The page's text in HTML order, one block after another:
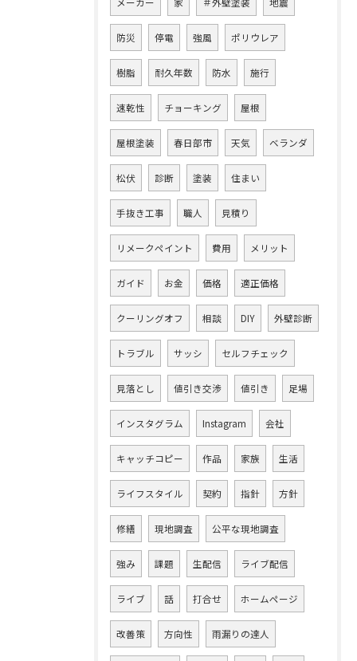
防災 停電 強風 ポリウレア
樹脂 耐久年数 防水 施行
速乾性 チョーキング 屋根
屋根塗装 春日部市 天気 ベランダ
松伏 診断 塗装 住まい
手抜き工事 職人 見積り
リメークペイント 費用 メリット
ガイド お金 価格 適正価格
クーリングオフ 相談 DIY 外壁診断
トラブル サッシ セルフチェック
見落とし 値引き交渉 値引き 足場
インスタグラム Instagram 会社
キャッチコピー 作品 家族 生活
ライフスタイル 契約 指針 方針
修繕 現地調査 公平な現地調査
強み 課題 生配信 ライブ配信
ライブ 話 打合せ ホームページ
改善策 方向性 雨漏りの達人